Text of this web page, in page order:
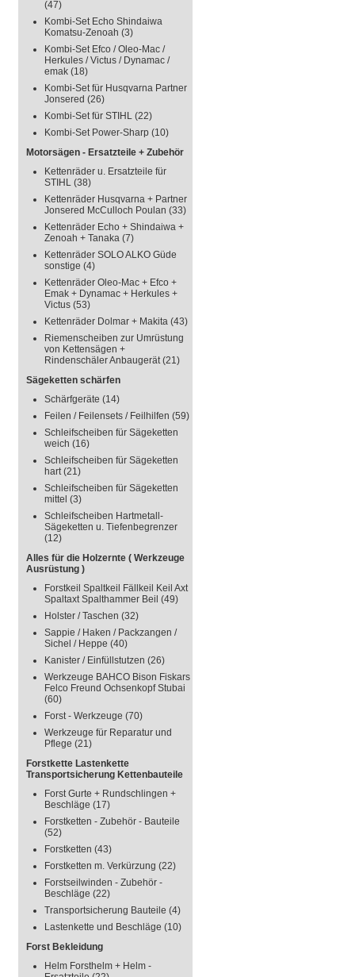
(47)
Kombi-Set Echo Shindaiwa
Komatsu-Zenoah (3)
Kombi-Set Efco / Oleo-Mac /
Herkules / Victus / Dynamac /
emak (18)
Kombi-Set für Husqvarna Partner
Jonsered (26)
Kombi-Set für STIHL (22)
Kombi-Set Power-Sharp (10)
Motorsägen - Ersatzteile + Zubehör
Kettenräder u. Ersatzteile für
STIHL (38)
Kettenräder Husqvarna + Partner
Jonsered McCulloch Poulan (33)
Kettenräder Echo + Shindaiwa +
Zenoah + Tanaka (7)
Kettenräder SOLO ALKO Güde
sonstige (4)
Kettenräder Oleo-Mac + Efco +
Emak + Dynamac + Herkules +
Victus (53)
Kettenräder Dolmar + Makita (43)
Riemenscheiben zur Umrüstung
von Kettensägen +
Rindenschäler Anbaugerät(21)
Sägeketten schärfen
Schärfgeräte (14)
Feilen / Feilensets / Feilhilfen (59)
Schleifscheiben für Sägeketten
weich (16)
Schleifscheiben für Sägeketten
hart(21)
Schleifscheiben für Sägeketten
mittel (3)
Schleifscheiben Hartmetall-
Sägeketten u. Tiefenbegrenzer
(12)
Alles für die Holzernte ( Werkzeuge
Ausrüstung )
Forstkeil Spaltkeil Fällkeil Keil Axt
Spaltaxt Spalthammer Beil (49)
Holster / Taschen (32)
Sappie / Haken / Packzangen /
Sichel / Heppe (40)
Kanister / Einfüllstutzen (26)
Werkzeuge BAHCO Bison Fiskars
Felco Freund Ochsenkopf Stubai
(60)
Forst - Werkzeuge (70)
Werkzeuge für Reparatur und
Pflege (21)
Forstkette Lastenkette
Transportsicherung Kettenbauteile
Forst Gurte + Rundschlingen +
Beschläge (17)
Forstketten - Zubehör - Bauteile
(52)
Forstketten (43)
Forstketten m. Verkürzung (22)
Forstseilwinden - Zubehör -
Beschläge (22)
Transportsicherung Bauteile (4)
Lastenkette und Beschläge (10)
Forst Bekleidung
Helm Forsthelm + Helm -